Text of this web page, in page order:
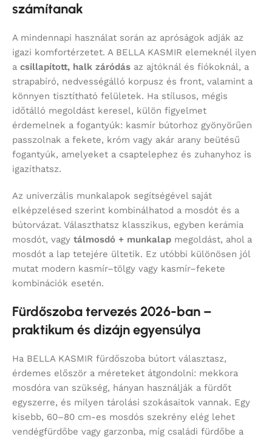
számítanak
A mindennapi használat során az apróságok adják az
igazi komfortérzetet. A BELLA KASMIR elemeknél ilyen
a csillapított, halk záródás az ajtóknál és fiókoknál, a
strapabíró, nedvességálló korpusz és front, valamint a
könnyen tisztítható felületek. Ha stílusos, mégis
időtálló megoldást keresel, külön figyelmet
érdemelnek a fogantyúk: kasmír bútorhoz gyönyörűen
passzolnak a fekete, króm vagy akár arany beütésű
fogantyúk, amelyeket a csaptelephez és zuhanyhoz is
igazíthatsz.
Az univerzális munkalapok segítségével saját
elképzelésed szerint kombinálhatod a mosdót és a
bútorvázat. Választhatsz klasszikus, egyben kerámia
mosdót, vagy tálmosdó + munkalap megoldást, ahol a
mosdót a lap tetejére ültetik. Ez utóbbi különösen jól
mutat modern kasmír–tölgy vagy kasmír–fekete
kombinációk esetén.
Fürdőszoba tervezés 2026-ban –
praktikum és dizájn egyensúlya
Ha BELLA KASMIR fürdőszoba bútort választasz,
érdemes először a méreteket átgondolni: mekkora
mosdóra van szükség, hányan használják a fürdőt
egyszerre, és milyen tárolási szokásaitok vannak. Egy
kisebb, 60–80 cm-es mosdós szekrény elég lehet
vendégfürdőbe vagy garzonba, míg családi fürdőbe a